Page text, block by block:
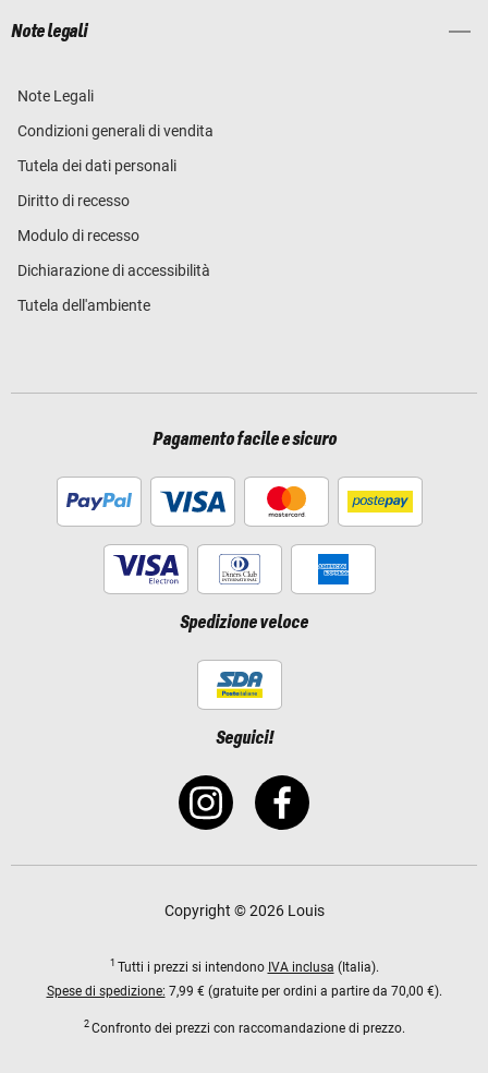
Note legali
Note Legali
Condizioni generali di vendita
Tutela dei dati personali
Diritto di recesso
Modulo di recesso
Dichiarazione di accessibilità
Tutela dell'ambiente
Pagamento facile e sicuro
Spedizione veloce
Seguici!
Copyright © 2026 Louis
1 Tutti i prezzi si intendono IVA inclusa (Italia).
Spese di spedizione: 7,99 € (gratuite per ordini a partire da 70,00 €).
2 Confronto dei prezzi con raccomandazione di prezzo.